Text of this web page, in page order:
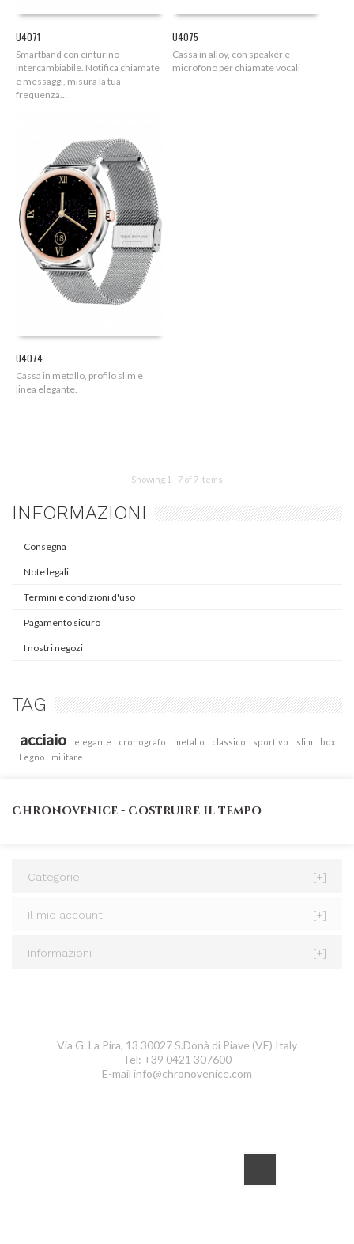
U4071
Smartband con cinturino
intercambiabile. Notifica chiamate
e messaggi, misura la tua
frequenza...
U4075
Cassa in alloy, con speaker e
microfono per chiamate vocali
U4074
Cassa in metallo, profilo slim e
linea elegante.
Showing 1 - 7 of 7 items
INFORMAZIONI
Consegna
Note legali
Termini e condizioni d'uso
Pagamento sicuro
I nostri negozi
TAG
acciaio elegante cronografo metallo classico sportivo slim
box
Legno
militare
Chronovenice - Costruire il tempo
Categorie [+]
Il mio account [+]
Informazioni [+]
Via G. La Pira, 13 30027 S.Donà di Piave (VE) Italy
Tel: +39 0421 307600
E-mail info@chronovenice.com